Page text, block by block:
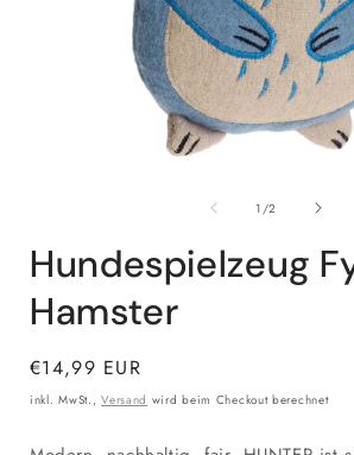
1 /von
2
Hundespielzeug
Hamster
Normaler
Preis
€14,99 EUR
inkl. MwSt.,Versand wird beim Checkout berechnet